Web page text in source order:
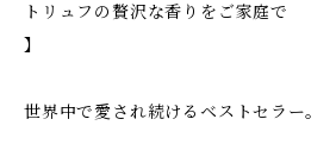
トリュフの贅沢な香りをご家庭で
】
世界中で愛され続けるベストセラー。